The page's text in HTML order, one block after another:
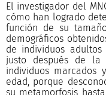
El investigador del
cómo han logrado
función de su
demográficos
de individuos
justo después de
individuos marcados
edad, porque
su metamorfosis